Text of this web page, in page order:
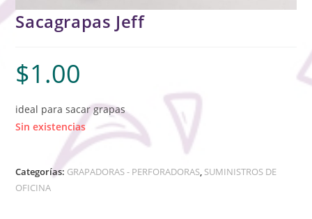
Sacagrapas Jeff
$1.00
ideal para sacar grapas
Sin existencias
Categorías: GRAPADORAS - PERFORADORAS, SUMINISTROS DE
OFICINA